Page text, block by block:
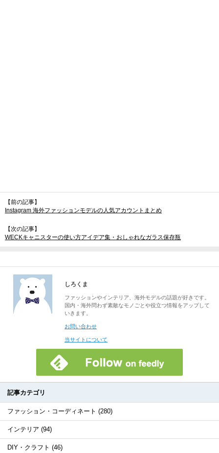
【前の記事】
Instagram 海外ファッションモデルの人気アカウントまとめ
【次の記事】
WECKキャニスターの使い方アイデア集・おしゃれなガラス保存瓶
しろくま
ファッションやインテリア、海外モデルの話題が好きです。
国内・海外問わず素敵なモノごとや役立つ情報をアップして
いきます。
お問い合わせ
当サイトについて
記事カテゴリ
ファッション・コーディネート (280)
インテリア (94)
DIY・クラフト (46)